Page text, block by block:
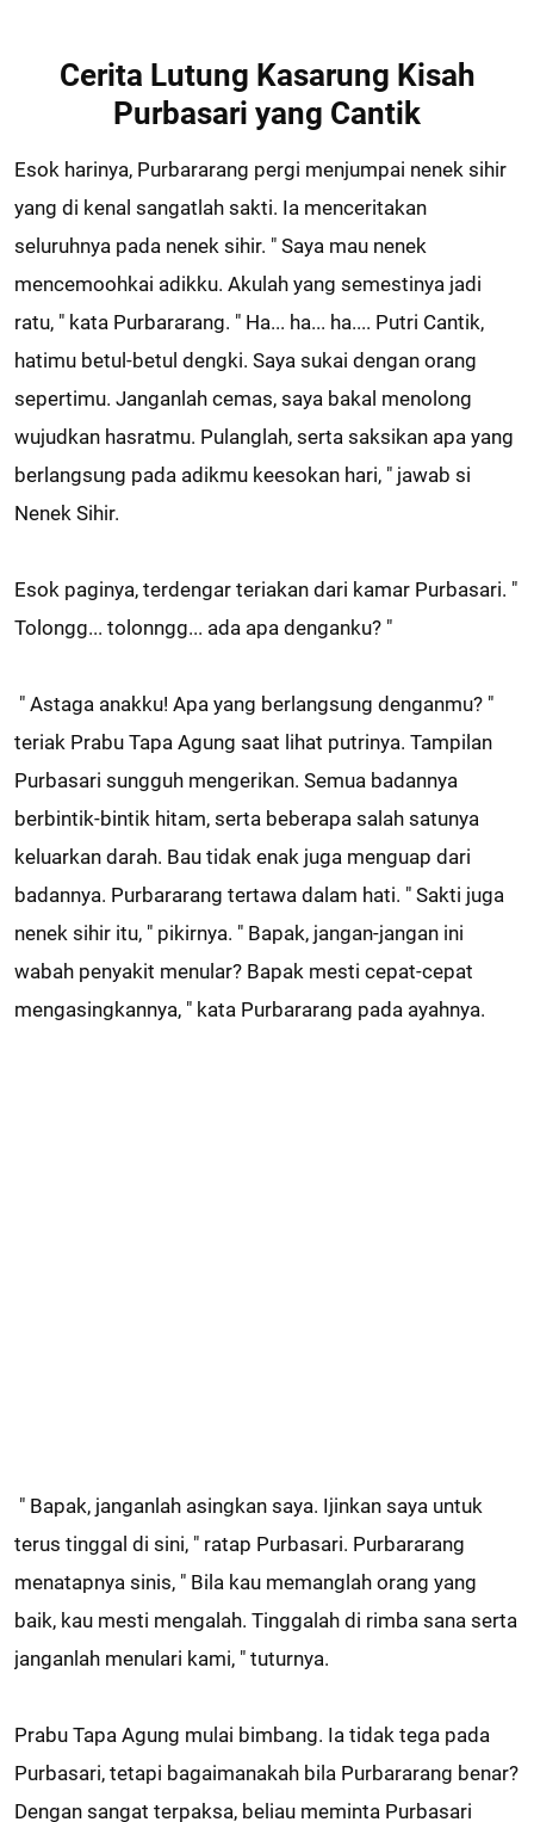
Cerita Lutung Kasarung Kisah
Purbasari yang Cantik
Esok harinya, Purbararang pergi menjumpai nenek sihir
yang di kenal sangatlah sakti. Ia menceritakan
seluruhnya pada nenek sihir. " Saya mau nenek
mencemoohkai adikku. Akulah yang semestinya jadi
ratu, " kata Purbararang. " Ha... ha... ha.... Putri Cantik,
hatimu betul-betul dengki. Saya sukai dengan orang
sepertimu. Janganlah cemas, saya bakal menolong
wujudkan hasratmu. Pulanglah, serta saksikan apa yang
berlangsung pada adikmu keesokan hari, " jawab si
Nenek Sihir.
Esok paginya, terdengar teriakan dari kamar Purbasari. "
Tolongg... tolonngg... ada apa denganku? "
" Astaga anakku! Apa yang berlangsung denganmu? "
teriak Prabu Tapa Agung saat lihat putrinya. Tampilan
Purbasari sungguh mengerikan. Semua badannya
berbintik-bintik hitam, serta beberapa salah satunya
keluarkan darah. Bau tidak enak juga menguap dari
badannya. Purbararang tertawa dalam hati. " Sakti juga
nenek sihir itu, " pikirnya. " Bapak, jangan-jangan ini
wabah penyakit menular? Bapak mesti cepat-cepat
mengasingkannya, " kata Purbararang pada ayahnya.
" Bapak, janganlah asingkan saya. Ijinkan saya untuk
terus tinggal di sini, " ratap Purbasari. Purbararang
menatapnya sinis, " Bila kau memanglah orang yang
baik, kau mesti mengalah. Tinggalah di rimba sana serta
janganlah menulari kami, " tuturnya.
Prabu Tapa Agung mulai bimbang. Ia tidak tega pada
Purbasari, tetapi bagaimanakah bila Purbararang benar?
Dengan sangat terpaksa, beliau meminta Purbasari